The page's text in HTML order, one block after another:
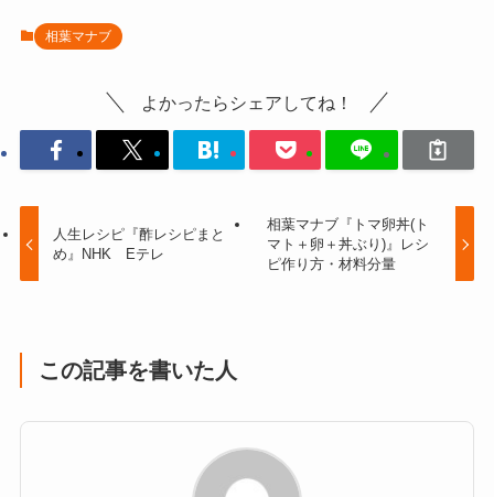
相葉マナブ
よかったらシェアしてね！
人生レシピ『酢レシピまと
め』NHK Eテレ
相葉マナブ『トマ卵丼(ト
マト＋卵＋丼ぶり)』レシ
ピ作り方・材料分量
この記事を書いた人